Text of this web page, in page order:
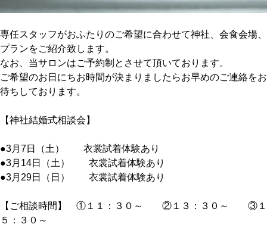
専任スタッフがおふたりのご希望に合わせて神社、会食会場、
プランをご紹介致します。
なお、当サロンはご予約制とさせて頂いております。
ご希望のお日にちお時間が決まりましたらお早めのご連絡をお
待ちしております。
【神社結婚式相談会】
●3月7日（土） 衣裳試着体験あり
●3月14日（土） 衣裳試着体験あり
●3月29日（日） 衣裳試着体験あり
【ご相談時間】 ①１１：３０～ ②１３：３０～ ③１
５：３０～